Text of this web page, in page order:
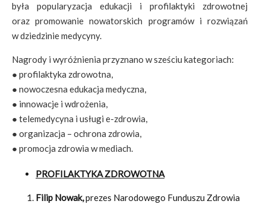
była popularyzacja edukacji i profilaktyki zdrowotnej
oraz promowanie nowatorskich programów i rozwiązań
w dziedzinie medycyny.
Nagrody i wyróżnienia przyznano w sześciu kategoriach:
● profilaktyka zdrowotna,
● nowoczesna edukacja medyczna,
● innowacje i wdrożenia,
● telemedycyna i usługi e-zdrowia,
● organizacja – ochrona zdrowia,
● promocja zdrowia w mediach.
PROFILAKTYKA ZDROWOTNA
Filip Nowak,prezes Narodowego Funduszu Zdrowia